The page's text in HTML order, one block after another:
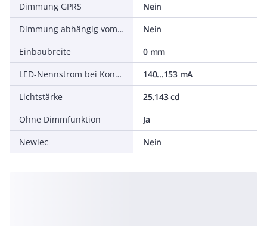
Dimmung GPRS
Nein
Dimmung abhängig vom Betriebsgerät
Nein
Einbaubreite
0 mm
LED-Nennstrom bei Konstantstrom
140...153 mA
Lichtstärke
25.143 cd
Ohne Dimmfunktion
Ja
Newlec
Nein